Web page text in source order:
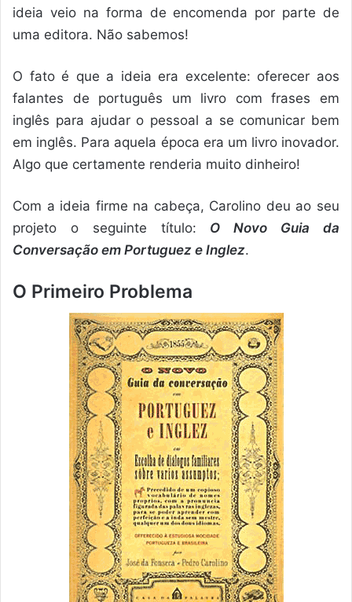
ideia veio na forma de encomenda por parte de
uma editora. Não sabemos!
O fato é que a ideia era excelente: oferecer aos
falantes de português um livro com frases em
inglês para ajudar o pessoal a se comunicar bem
em inglês. Para aquela época era um livro inovador.
Algo que certamente renderia muito dinheiro!
Com a ideia firme na cabeça, Carolino deu ao seu
projeto o seguinte título: O Novo Guia da
Conversação em Portuguez e Inglez.
O Primeiro Problema